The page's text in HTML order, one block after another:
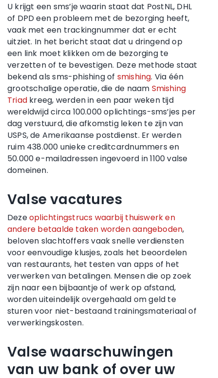
U krijgt een sms’je waarin staat dat PostNL, DHL
of DPD een probleem met de bezorging heeft,
vaak met een trackingnummer dat er echt
uitziet. In het bericht staat dat u dringend op
een link moet klikken om de bezorging te
verzetten of te bevestigen. Deze methode staat
bekend als sms-phishing of smishing. Via één
grootschalige operatie, die de naam Smishing
Triad kreeg, werden in een paar weken tijd
wereldwijd circa 100.000 oplichtings-sms’jes per
dag verstuurd, die afkomstig leken te zijn van
USPS, de Amerikaanse postdienst. Er werden
ruim 438.000 unieke creditcardnummers en
50.000 e-mailadressen ingevoerd in 1100 valse
domeinen.
Valse vacatures
Dezeoplichtingstrucs waarbij thuiswerk en
andere betaalde taken worden aangeboden,
beloven slachtoffers vaak snelle verdiensten
voor eenvoudige klusjes, zoals het beoordelen
van restaurants, het testen van apps of het
verwerken van betalingen. Mensen die op zoek
zijn naar een bijbaantje of werk op afstand,
worden uiteindelijk overgehaald om geld te
sturen voor niet-bestaand trainingsmateriaal of
verwerkingskosten.
Valse waarschuwingen
van uw bank of over uw